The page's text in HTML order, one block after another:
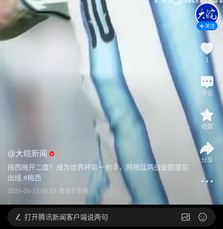
@大皖新闻
梅西梅开二度！成为世界杯第一射手，阿根廷两战全胜提前
出线 #梅西
2026-06-23 08:03 发布于安徽
关注
1
评论
收藏
分享
打开腾讯新闻客户端说两句